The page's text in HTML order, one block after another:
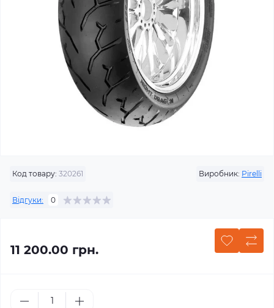
Код товару: 320261 Виробник: Pirelli
Відгуки: 0
11 200.00 грн.